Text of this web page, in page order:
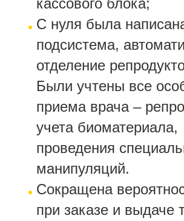
С нуля была
подсистема,
отделение
Были учтены все
приема врача –
учета биоматериала,
проведения
манипуляций.
Сокращена
при заказе и выдаче